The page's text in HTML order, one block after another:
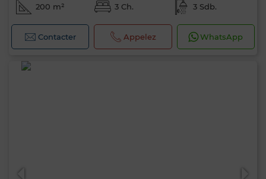
200 m² 3 Ch. 3 Sdb.
Contacter Appelez WhatsApp